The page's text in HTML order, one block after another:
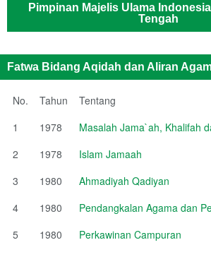
Pimpinan Majelis Ulama
Tengah
Fatwa Bidang Aqidah dan Aliran
No. Tahun
Tentang
1
1978
Masalah Jama`ah, Khalifah
2
1978
Islam Jamaah
3
1980
Ahmadiyah Qadiyan
4
1980
Pendangkalan Agama dan
5
1980
Perkawinan Campuran